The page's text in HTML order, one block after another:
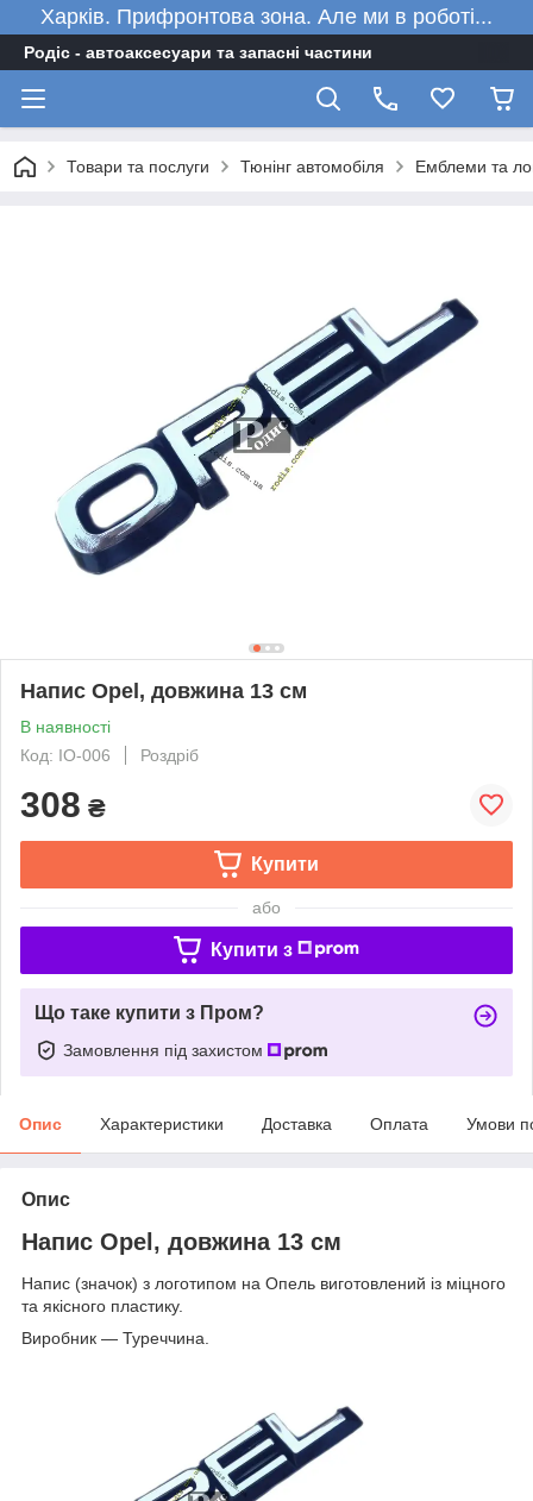
Харків. Прифронтова зона. Але ми в роботі...
Родіс - автоаксесуари та запасні частини
Товари та послуги Тюнінг автомобіля Емблеми та
Напис Opel, довжина 13 см
В наявності
Код: IO-006
Роздріб
308 ₴
Купити
або
Купити з
Що таке купити з Пром?
Замовлення під захистом
Опис Характеристики Доставка Оплата Умови
Опис
Напис Opel, довжина 13 см
Напис (значок) з логотипом на Опель виготовлений із міцного
та якісного пластику.
Виробник — Туреччина.